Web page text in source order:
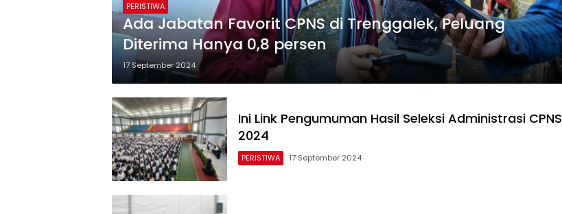
PERISTIWA
Ada Jabatan Favorit CPNS di Trenggalek, Peluang
Diterima Hanya 0,8 persen
17 September 2024
Ini Link Pengumuman Hasil Seleksi Administrasi CPNS
2024
PERISTIWA 17 September 2024